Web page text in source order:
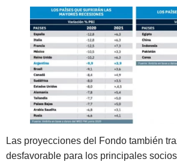
Las proyecciones del Fondo también
desfavorable para los principales